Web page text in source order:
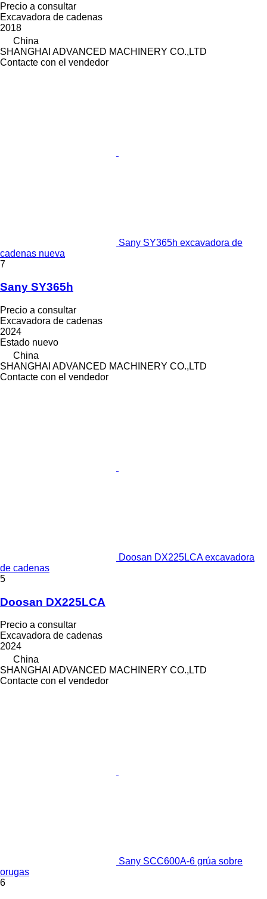
Precio a consultar
Excavadora de cadenas
2018
China
SHANGHAI ADVANCED MACHINERY CO.,LTD
Contacte con el vendedor
Sany SY365h excavadora de
cadenas nueva
7
Sany SY365h
Precio a consultar
Excavadora de cadenas
2024
Estado nuevo
China
SHANGHAI ADVANCED MACHINERY CO.,LTD
Contacte con el vendedor
Doosan DX225LCA excavadora
de cadenas
5
Doosan DX225LCA
Precio a consultar
Excavadora de cadenas
2024
China
SHANGHAI ADVANCED MACHINERY CO.,LTD
Contacte con el vendedor
Sany SCC600A-6 grúa sobre
orugas
6